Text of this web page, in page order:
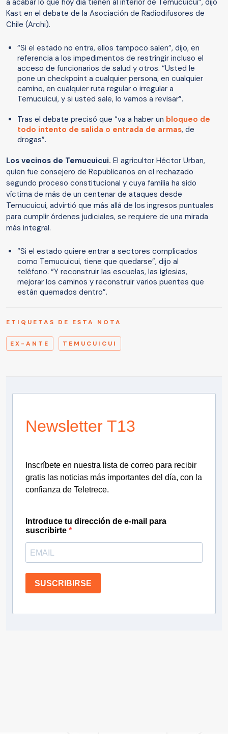
a acabar lo que hoy día tienen al interior de Temucuicui”, dijo
Kast en el debate de la Asociación de Radiodifusores de
Chile (Archi).
“Si el estado no entra, ellos tampoco salen”, dijo, en
referencia a los impedimentos de restringir incluso el
acceso de funcionarios de salud y otros. “Usted le
pone un checkpoint a cualquier persona, en cualquier
camino, en cualquier ruta regular o irregular a
Temucuicui, y si usted sale, lo vamos a revisar”.
Tras el debate precisó que “va a haber un bloqueo de
todo intento de salida o entrada de armas, de
drogas”.
Los vecinos de Temucuicui. El agricultor Héctor Urban,
quien fue consejero de Republicanos en el rechazado
segundo proceso constitucional y cuya familia ha sido
víctima de más de un centenar de ataques desde
Temucuicui, advirtió que más allá de los ingresos puntuales
para cumplir órdenes judiciales, se requiere de una mirada
más integral.
“Si el estado quiere entrar a sectores complicados
como Temucuicui, tiene que quedarse”, dijo al
teléfono. “Y reconstruir las escuelas, las iglesias,
mejorar los caminos y reconstruir varios puentes que
están quemados dentro”.
ETIQUETAS DE ESTA NOTA
EX-ANTE TEMUCUICUI
Newsletter T13
Inscríbete en nuestra lista de correo para recibir
gratis las noticias más importantes del día, con la
confianza de Teletrece.
Introduce tu dirección de e-mail para
suscribirte
SUSCRIBIRSE